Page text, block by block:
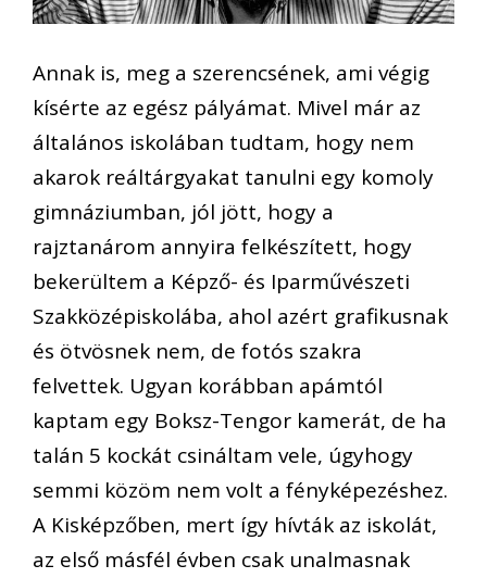
Annak is, meg a szerencsének, ami végig
kísérte az egész pályámat. Mivel már az
általános iskolában tudtam, hogy nem
akarok reáltárgyakat tanulni egy komoly
gimnáziumban, jól jött, hogy a
rajztanárom annyira felkészített, hogy
bekerültem a Képző- és Iparművészeti
Szakközépiskolába, ahol azért grafikusnak
és ötvösnek nem, de fotós szakra
felvettek. Ugyan korábban apámtól
kaptam egy Boksz-Tengor kamerát, de ha
talán 5 kockát csináltam vele, úgyhogy
semmi közöm nem volt a fényképezéshez.
A Kisképzőben, mert így hívták az iskolát,
az első másfél évben csak unalmasnak